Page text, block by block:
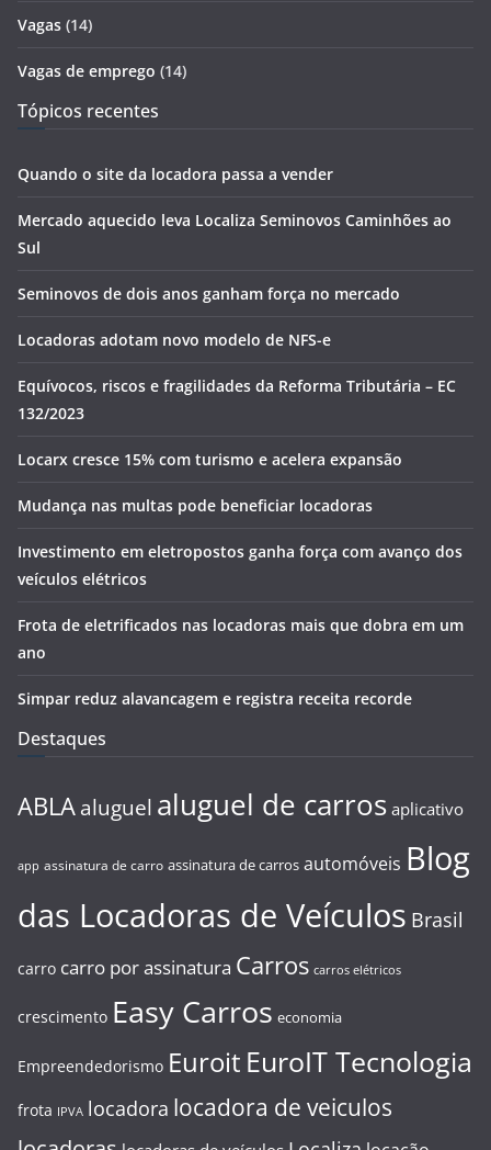
Vagas (14)
Vagas de emprego (14)
Tópicos recentes
Quando o site da locadora passa a vender
Mercado aquecido leva Localiza Seminovos Caminhões ao
Sul
Seminovos de dois anos ganham força no mercado
Locadoras adotam novo modelo de NFS-e
Equívocos, riscos e fragilidades da Reforma Tributária – EC
132/2023
Locarx cresce 15% com turismo e acelera expansão
Mudança nas multas pode beneficiar locadoras
Investimento em eletropostos ganha força com avanço dos
veículos elétricos
Frota de eletrificados nas locadoras mais que dobra em um
ano
Simpar reduz alavancagem e registra receita recorde
Destaques
ABLA aluguel aluguel de carros aplicativo
app assinatura de carro assinatura de carros automóveis Blog
das Locadoras de Veículos Brasil
carro carro por assinatura Carros carros elétricos
crescimento Easy Carros economia
Empreendedorismo Euroit EuroIT Tecnologia
frota IPVA locadora locadora de veiculos